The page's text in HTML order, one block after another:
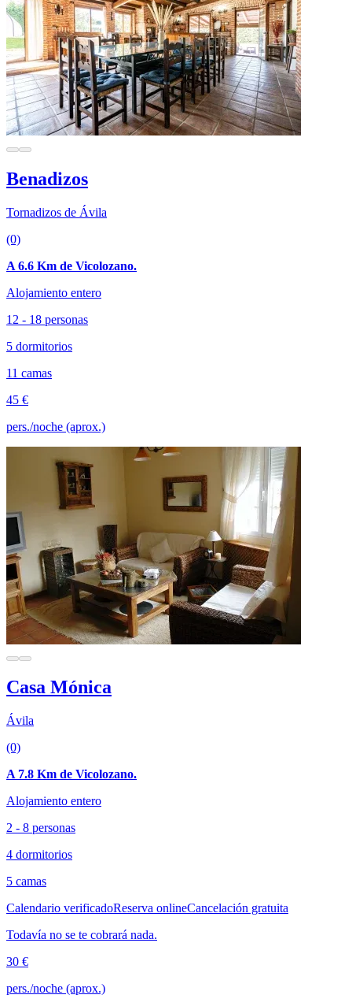
Benadizos
Tornadizos de Ávila
(0)
A 6.6 Km de Vicolozano.
Alojamiento entero
12 - 18 personas
5 dormitorios
11 camas
45 €
pers./noche (aprox.)
Casa Mónica
Ávila
(0)
A 7.8 Km de Vicolozano.
Alojamiento entero
2 - 8 personas
4 dormitorios
5 camas
Calendario verificadoReserva onlineCancelación gratuita
Todavía no se te cobrará nada.
30 €
pers./noche (aprox.)